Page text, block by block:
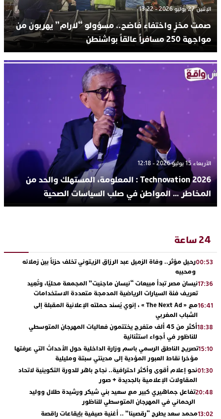
الإثنين 27 يوليو 2026 - 13:22
صمت مخزٍ واختفاء فاضح.. مسؤولو “لارام” يهربون من
مواجهة 250 مسافراً عالقاً بواشنطن
الأربعاء 15 يوليو 2026 - 12:18
Technovation 2026 : المعلومة، المستهلك والحد من
المخاطر … المواطن في صلب السياسات الصحية
24 ساعة
00:53رحيل مؤثر.. وفاة الزميل عبد الرزاق الزيتوني تخلف حزناً بين زملائه
ومحبيه
17:36نيسان مصر تبدأ مبيعات “نيسان ماجنيت” المجمعة محليًا، وتُعِيد
تعريف فئة السيارات الرياضية المدمجة متعددة الاستخدامات
16:41
مع « The Next Ad » ، إنوي يُسند حملته الإعلانية المقبلة إلى
الشباب المغربي
18:38
أكثر من 45 ألف متفرج يختتمون فعاليات المهرجان المتوسطي
للناظور في أجواء استثنائية
15:10تصريح الناطق الرسمي باسم وزارة الداخلية حول الأحداث التي عرفتها
مؤخرا نقاط العبور المؤدية إلى مدينتي سبتة ومليلية
01:30نحو إعلام أقوى وأكثر احترافية.. نجاح باهر للدورة التكوينية لاتحاد
المقاولات الإعلامية بالجديدة + صور
20:48تفاعل جماهيري كبير مع سعيد بني شيكر ورشيدة طلال ووليد
الرحماني في المهرجان المتوسطي للناظور
13:02محمد سعد يطرح “رقصينا” .. أغنية صيفية بإيقاعات راقصة